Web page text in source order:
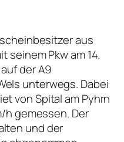
aus
seinem Pkw am 14.
der A9
unterwegs. Dabei
von Spital am Pyhrn
h gemessen. Der
und der